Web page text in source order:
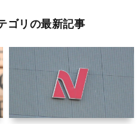
ゴリの最新記事